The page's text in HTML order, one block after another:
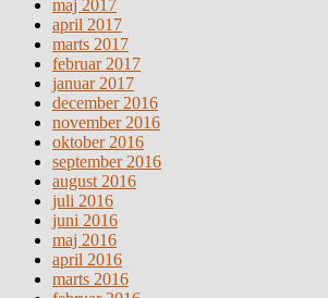
maj 2017
april 2017
marts 2017
februar 2017
januar 2017
december 2016
november 2016
oktober 2016
september 2016
august 2016
juli 2016
juni 2016
maj 2016
april 2016
marts 2016